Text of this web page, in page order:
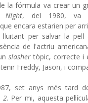
la fórmula va crear un
Night, del 1980, va
encara estarien per
lluitant per salvar la
de l'actriu
slashertòpic, correcte i
Freddy, Jason, i
set anys més tard
2. Per mi, aquesta